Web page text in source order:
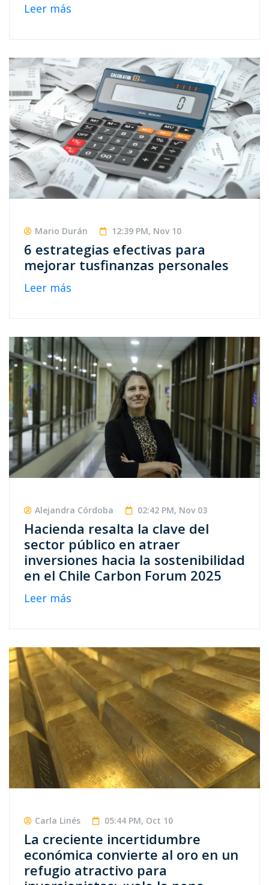
Leer más
Mario Durán 12:39 PM, Nov 10
6 estrategias efectivas para
mejorar tusfinanzas personales
Leer más
Alejandra Córdoba 02:42 PM, Nov 03
Hacienda resalta la clave del
sector público en atraer
inversiones hacia la sostenibilidad
en el Chile Carbon Forum 2025
Leer más
Carla Linés 05:44 PM, Oct 10
La creciente incertidumbre
económica convierte al oro en un
refugio atractivo para